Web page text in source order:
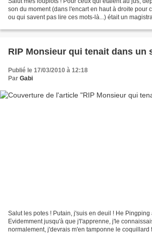
son du moment (dans l'encart en haut à droite pour
ou qui savent pas lire ces mots-là...) était un
RIP Monsieur qui tenait dans un
Publié le 17/03/2010 à 12:18
Par Gabi
Salut les potes ! Putain, j'suis en deuil ! He
Evidemment jusqu'à que j'l'apprenne, j'le
normalement, j'devrais m'en tamponne le coquillard